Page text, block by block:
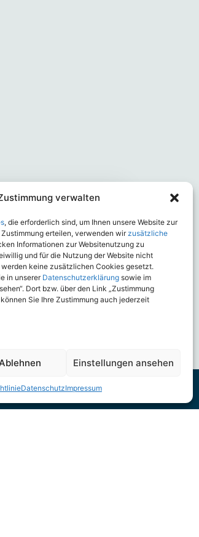
verwalten
, die erforderlich sind, um Ihnen unsere Website zur
erteilen, verwenden wirzusätzliche
Informationen zur Websitenutzung zu
und für die Nutzung der Website nicht
keine zusätzlichen Cookies gesetzt.
in unserer Datenschutzerklärung sowie im
Dort bzw. über den Link „Zustimmung
Sie Ihre Zustimmung auch jederzeit
Einstellungen ansehen
DatenschutzImpressum
Pferd